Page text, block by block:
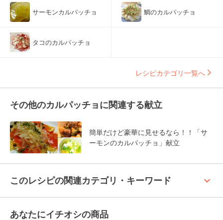
サーモンカルパッチョ 鯛のカルパッチョ
タコのカルパッチョ
レシピカテゴリ一覧へ
その他のカルパッチョに関連する献立
簡単だけど豪華に見せるなら！！「サ
ーモンのカルパッチョ」献立
このレシピの関連カテゴリ・キーワード keyboard_arrow_up
あなたにイチオシの商品